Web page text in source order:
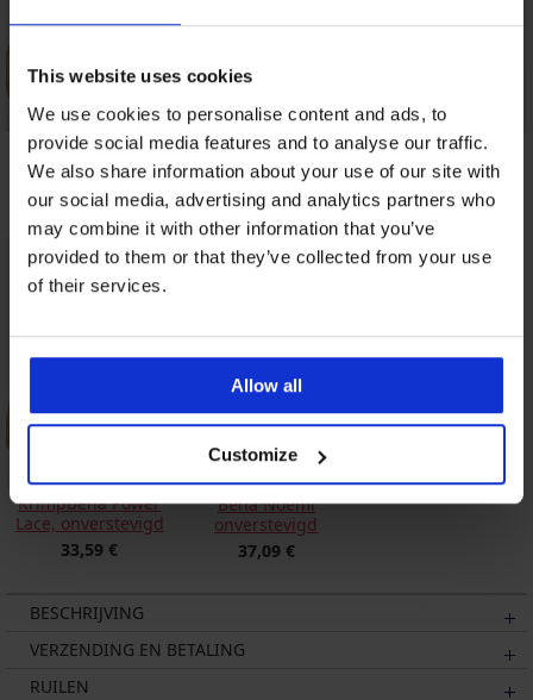
This website uses cookies
We use cookies to personalise content and ads, to
provide social media features and to analyse our traffic.
We also share information about your use of our site with
our social media, advertising and analytics partners who
may combine it with other information that you’ve
provided to them or that they’ve collected from your use
of their services.
Allow all
Customize
Bh Triumph
Essential Minimizer
50,99 €
Bh Luisse niet-
voorgevormd
60,99 €
Bh Bellinda
Microfibre Support
niet-voorgevormd
20,99 €
Krimpbeha Power
Lace, onverstevigd
33,59 €
Beha Noemi
onverstevigd
37,09 €
BESCHRIJVING
VERZENDING EN BETALING
RUILEN